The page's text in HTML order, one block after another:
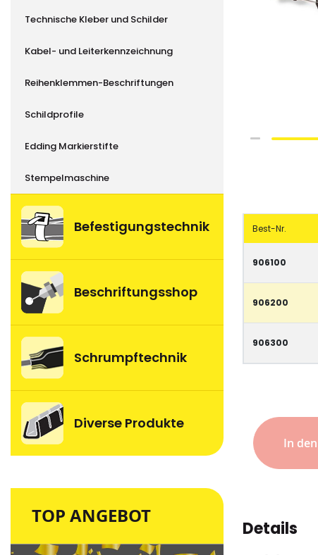
TOP ANGEBOT
Technische Kleber und Schilder
Kabel- und Leiterkennzeichnung
Reihenklemmen-Beschriftungen
Schildprofile
Edding Markierstifte
Stempelmaschine
Befestigungstechnik
Beschriftungsshop
Schrumpftechnik
Diverse Produkte
the
images
Produkte
Artikel
Best-Nr.
906100
906200
906300
In
Details